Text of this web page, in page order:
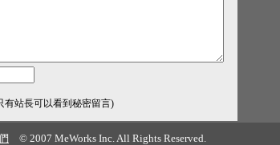
有站長可以看到秘密留言)
© 2007 MeWorks Inc. All Rights Reserved.